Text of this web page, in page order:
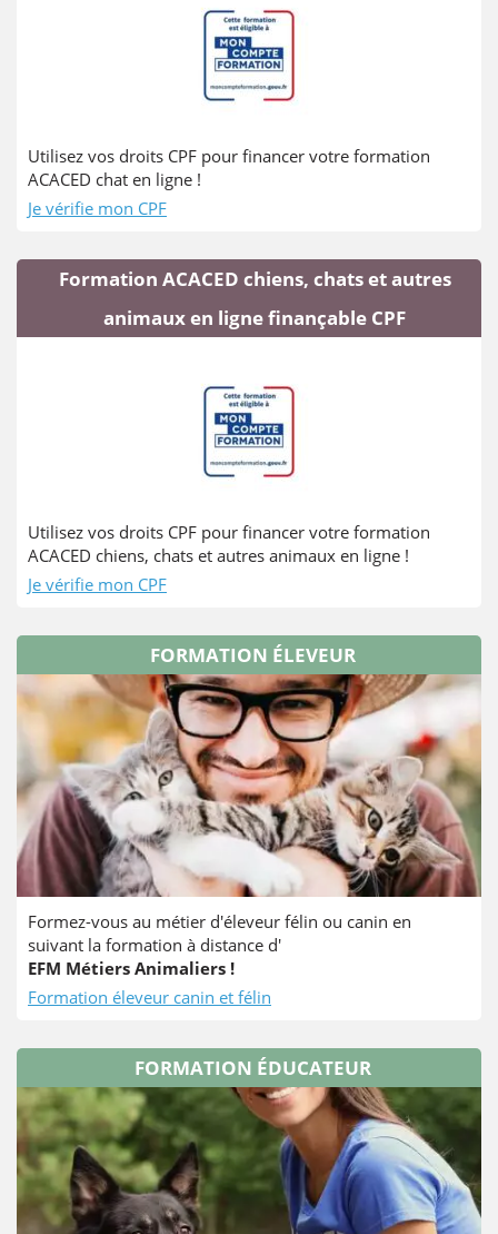
Utilisez vos droits CPF pour financer votre formation
ACACED chat en ligne !
Je vérifie mon CPF
Formation ACACED chiens, chats et autres
animaux en ligne finançable CPF
Utilisez vos droits CPF pour financer votre formation
ACACED chiens, chats et autres animaux en ligne !
Je vérifie mon CPF
FORMATION ÉLEVEUR
Formez-vous au métier d'éleveur félin ou canin en
suivant la formation à distance d'
EFM Métiers Animaliers !
Formation éleveur canin et félin
FORMATION ÉDUCATEUR